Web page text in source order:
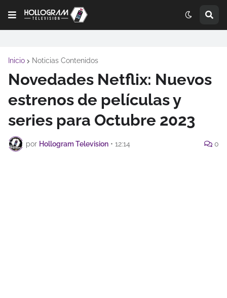
Inicio Noticias Contenidos
Novedades Netflix: Nuevos
estrenos de películas y
series para Octubre 2023
por Hollogram Television • 12:14 0